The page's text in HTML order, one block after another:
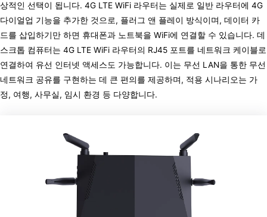
상적인 선택이 됩니다. 4G LTE WiFi 라우터는 실제로 일반 라우터에 4G
다이얼업 기능을 추가한 것으로, 플러그 앤 플레이 방식이며, 데이터 카
드를 삽입하기만 하면 휴대폰과 노트북을 WiFi에 연결할 수 있습니다. 데
스크톱 컴퓨터는 4G LTE WiFi 라우터의 RJ45 포트를 네트워크 케이블로
연결하여 유선 인터넷 액세스도 가능합니다. 이는 무선 LAN을 통한 무선
네트워크 공유를 구현하는 데 큰 편의를 제공하며, 적용 시나리오는 가
정, 여행, 사무실, 임시 환경 등 다양합니다.